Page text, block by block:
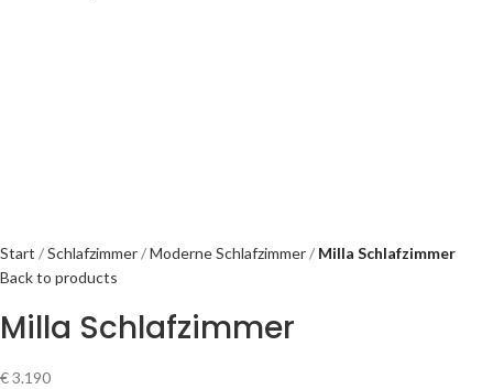
Start Schlafzimmer Moderne Schlafzimmer
Milla Schlafzimmer
Back to products
Milla Schlafzimmer
€3.190